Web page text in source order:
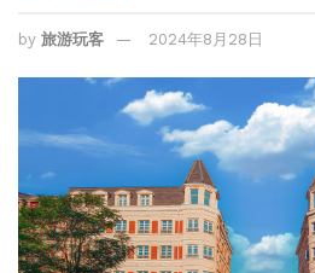
by 旅游玩客 2024年8月28日